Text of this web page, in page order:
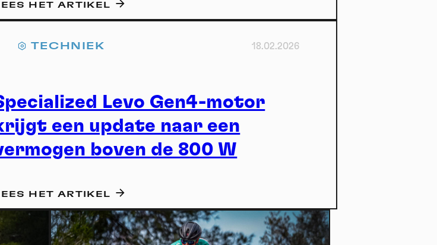
HET ARTIKEL
Levo Gen4-motor
een update naar een
boven de 800 W
TECHNIEK 18.02.2026
HET ARTIKEL